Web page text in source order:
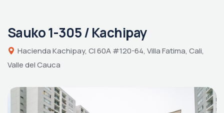
Sauko 1-305 / Kachipay
Hacienda Kachipay, Cl 60A #120-64, Villa Fatima, Cali,
Valle del Cauca